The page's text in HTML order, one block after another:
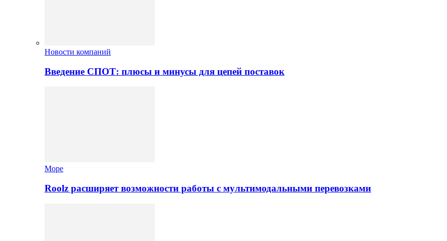
Новости компаний
Введение СПОТ: плюсы и минусы для цепей поставок
Море
Roolz расширяет возможности работы с мультимодальными перевозками